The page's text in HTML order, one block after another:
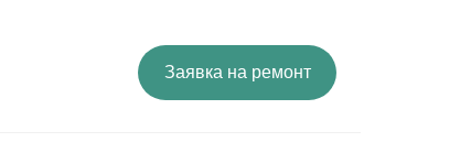
Заявка на ремонт